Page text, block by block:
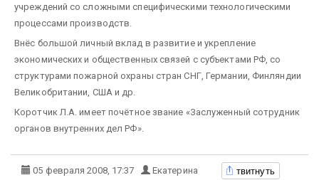
учреждений со сложными специфическими технологическими
процессами производств.
Внёс большой личный вклад в развитие и укрепление
экономических и общественных связей с субъектами РФ, со
структурами пожарной охраны стран СНГ, Германии, Финляндии
Великобритании, США и др.
Коротчик Л.А. имеет почётное звание «Заслуженный сотрудник
органов внутренних дел РФ».
05 февраля 2008, 17:37 Екатерина твитнуть